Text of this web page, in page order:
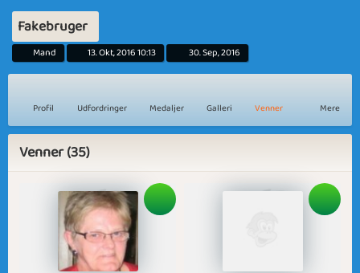
Fakebruger
Mand 13. Okt, 2016 10:13 30. Sep, 2016
Profil Udfordringer Medaljer Galleri Venner Mere
Venner (35)